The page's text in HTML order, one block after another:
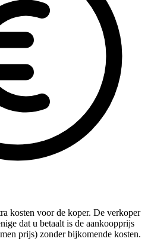
kosten voor de koper. De verkoper
dat u betaalt is de aankoopprijs
prijs) zonder bijkomende kosten.